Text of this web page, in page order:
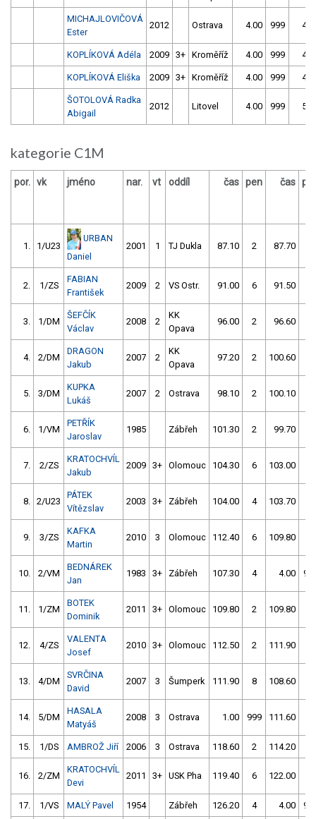
MICHAJLOVIČOVÁ
Ester
2012 Ostrava 4.00 999
KOPLÍKOVÁ Adéla 2009 3+ Kroměříž 4.00 999
KOPLÍKOVÁ Eliška 2009 3+ Kroměříž 4.00 999
ŠOTOLOVÁ Radka
Abigail
2012 Litovel 4.00 999
kategorie C1M
por. vk jméno nar. vt oddíl čas pen čas
1. 1/U23
URBAN
Daniel
2001 1 TJ Dukla 87.10 2 87.70
2. 1/ZS
FABIAN
František
2009 2 VS Ostr. 91.00 6 91.50
3. 1/DM
ŠEFČÍK
Václav
2008 2
KK
Opava
96.00 2 96.60
4. 2/DM
DRAGON
Jakub
2007 2
KK
Opava
97.20 2 100.60
5. 3/DM
KUPKA
Lukáš
2007 2 Ostrava 98.10 2 100.10
6. 1/VM
PETŘÍK
Jaroslav
1985 Zábřeh 101.30 2 99.70
7. 2/ZS
KRATOCHVÍL
Jakub
2009 3+ Olomouc 104.30 6 103.00
8. 2/U23
PÁTEK
Vítězslav
2003 3+ Zábřeh 104.00 4 103.70
9. 3/ZS
KAFKA
Martin
2010 3 Olomouc 112.40 6 109.80
10. 2/VM
BEDNÁREK
Jan
1983 3+ Zábřeh 107.30 4 4.00
11. 1/ZM
BOTEK
Dominik
2011 3+ Olomouc 109.80 2 109.80
12. 4/ZS
VALENTA
Josef
2010 3+ Olomouc 112.50 2 111.90
13. 4/DM
SVRČINA
David
2007 3 Šumperk 111.90 8 108.60
14. 5/DM
HASALA
Matyáš
2008 3 Ostrava 1.00 999 111.60
15. 1/DS AMBROŽ Jiří 2006 3 Ostrava 118.60 2 114.20
16. 2/ZM
KRATOCHVÍL
Devi
2011 3+ USK Pha 119.40 6 122.00
17. 1/VS MALÝ Pavel 1954 Zábřeh 126.20 4 4.00